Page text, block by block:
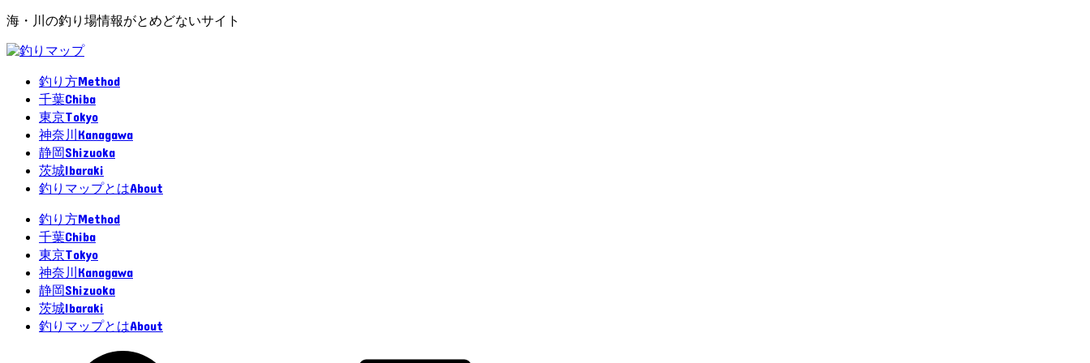
海・川の釣り場情報がとめどないサイト
釣り方Method
千葉Chiba
東京Tokyo
神奈川 Kanagawa
静岡Shizuoka
茨城Ibaraki
釣りマップとはAbout
釣り方Method
千葉Chiba
東京Tokyo
神奈川 Kanagawa
静岡Shizuoka
茨城Ibaraki
釣りマップとはAbout